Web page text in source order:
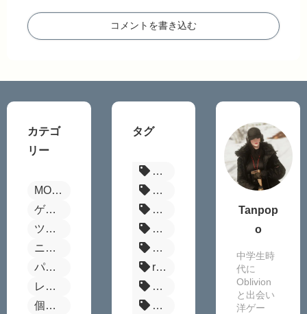
コメントを書き込む
カテゴ
リー
MOD全般
ゲーム別MODまとめ
ツール
ニュース
パルワールド
レビュー
個別MOD紹介
タグ
パルワールド
Fallout4
ボーダーランズ4
ステラーブレイド
Steamセール
reshade
MOD管理ツール
FF14
Tanpop
o
中学生時
代に
Oblivion
と出会い
洋ゲー